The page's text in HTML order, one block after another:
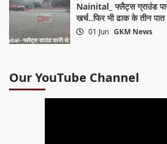
Nainital_ फ्लैट्स ग्राउंड
खर्च..फिर भी ढाक के तीन
01 Jun GKM News
Our YouTube Channel